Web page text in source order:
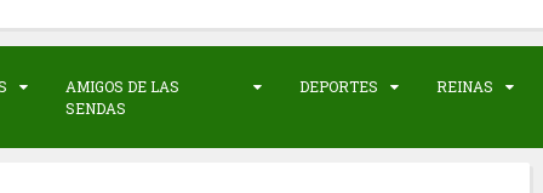
AMIGOS DE LAS
SENDAS
DEPORTES REINAS